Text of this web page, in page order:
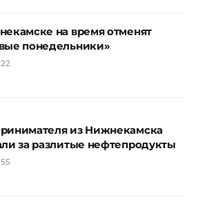
на время отменят
понедельники»
из Нижнекамска
за разлитые нефтепродукты